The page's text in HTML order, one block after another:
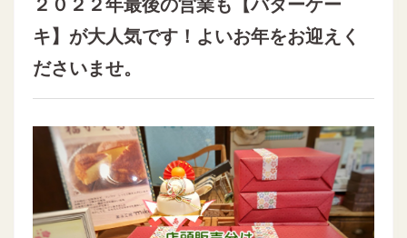
２０２２年最後の営業も【バターケー
キ】が大人気です！よいお年をお迎えく
ださいませ。